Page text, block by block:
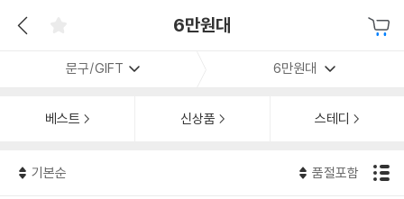
6만원대
문구/GIFT 6만원대
베스트 신상품 스테디
기본순 품절포함